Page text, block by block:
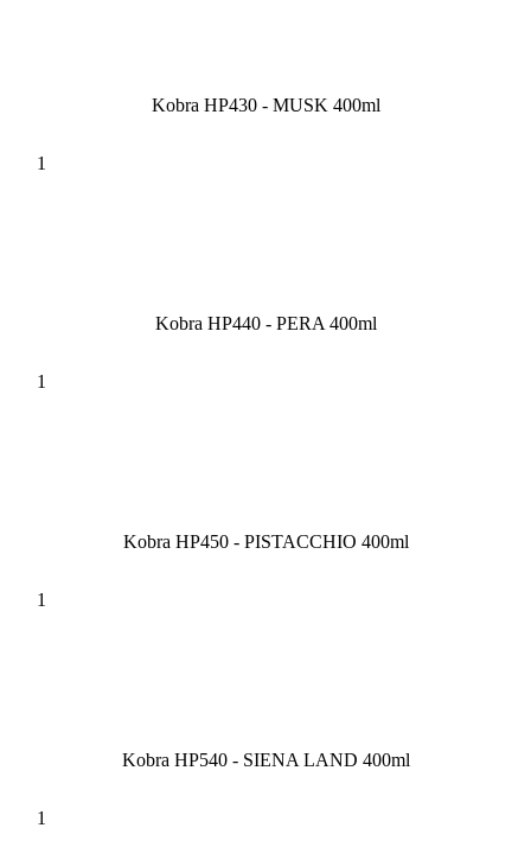
Kobra HP430 - MUSK 400ml
Kobra HP440 - PERA 400ml
Kobra HP450 - PISTACCHIO 400ml
Kobra HP540 - SIENA LAND 400ml